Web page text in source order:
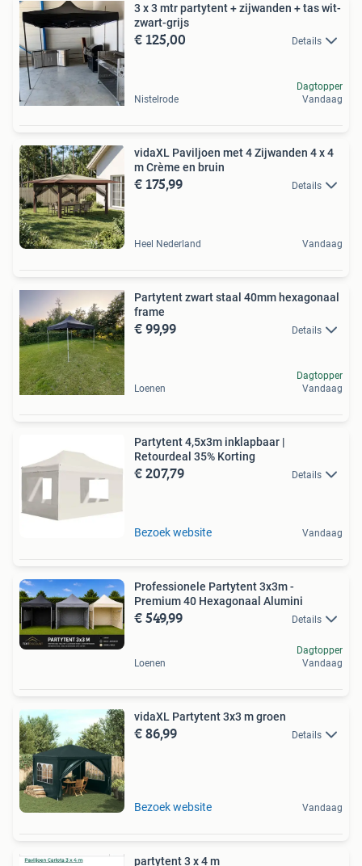
3 x 3 mtr partytent + zijwanden + tas wit-
zwart-grijs
€ 125,00 Details
Nistelrode
Dagtopper
Vandaag
vidaXL Paviljoen met 4 Zijwanden 4 x 4
m Crème en bruin
€ 175,99 Details
Heel Nederland Vandaag
Partytent zwart staal 40mm hexagonaal
frame
€ 99,99 Details
Loenen
Dagtopper
Vandaag
Partytent 4,5x3m inklapbaar |
Retourdeal 35% Korting
€ 207,79 Details
Bezoek website Vandaag
Professionele Partytent 3x3m -
Premium 40 Hexagonaal Alumini
€ 549,99 Details
Loenen
Dagtopper
Vandaag
vidaXL Partytent 3x3 m groen
€ 86,99 Details
Bezoek website Vandaag
partytent 3 x 4 m